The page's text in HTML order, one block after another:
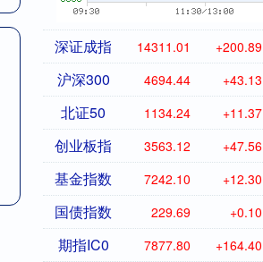
深证成指 14311.01 +200.89
沪深300 4694.44 +43.13
北证50 1134.24 +11.37
创业板指 3563.12 +47.56
基金指数 7242.10 +12.30
国债指数 229.69 +0.10
期指IC0 7877.80 +164.40